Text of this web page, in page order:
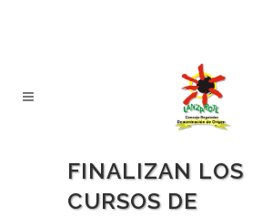
FINALIZAN LOS
CURSOS DE